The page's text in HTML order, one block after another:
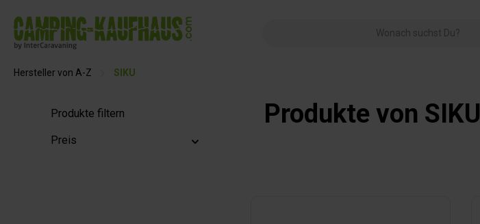
Zur Hauptnavigation springen
Hersteller von A-Z SIKU
Produkte filtern
Preis
Produkte von SIKU